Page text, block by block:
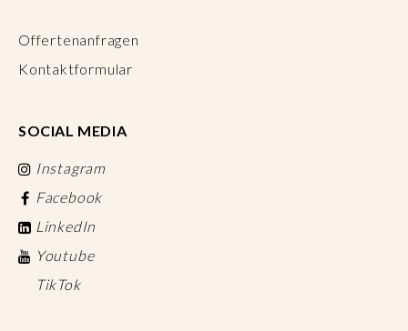
Offertenanfragen
Kontaktformular
SOCIAL MEDIA
Instagram
Facebook
LinkedIn
Youtube
TikTok